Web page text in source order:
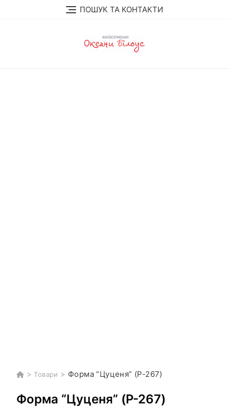
ПОШУК ТА КОНТАКТИ
> Товари > Форма “Цуценя” (P-267)
Форма “Цуценя” (P-267)